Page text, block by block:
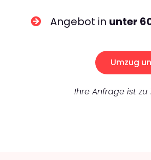
Angebot in unter
Umzug
Ihre Anfrage ist zu